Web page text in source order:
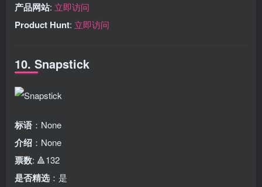
产品网站: 立即访问
Product Hunt: 立即访问
10. Snapstick
标语 ：None
介绍 ：None
票数: 🔺132
是否精选 ：是